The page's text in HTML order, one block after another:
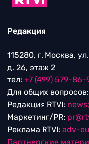
Редакция
115280, г. Москва,
д. 26, этаж 2
тел: +7 (499) 579-86-
Для общих вопросов:
Редакция RTVI:
Маркетинг/PR:
Реклама RTVI: adv-
Партнерские